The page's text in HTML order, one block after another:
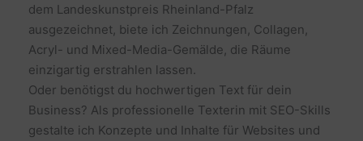
dem Landeskunstpreis Rheinland-Pfalz
ausgezeichnet, biete ich Zeichnungen, Collagen,
Acryl- und Mixed-Media-Gemälde, die Räume
einzigartig erstrahlen lassen.
Oder benötigst du hochwertigen Text für dein
Business? Als professionelle Texterin mit SEO-Skills
gestalte ich Konzepte und Inhalte für Websites und